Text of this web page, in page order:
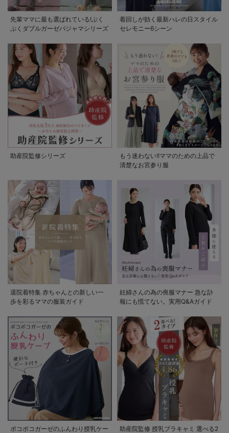
先輩ママに最も選ばれている!ぷく
ぷくダブルガーゼパジャマシリーズ
着回しが効く最新ハレの日スタイル
セレモニー6シーン
助産院監修シリーズ
もう迷わない!!ママのための上品で
清楚なお宮参り服
退院着特集 赤ちゃんとの新しい一
歩を彩るママの服装ガイド
妊婦さんの為の喪服マナー 急な訃
報にも慌てない。実用Q&Aガイド
ポコポコガーゼのふんわり授乳ケー
助産院監修 授乳ブラキャミ 選べる2